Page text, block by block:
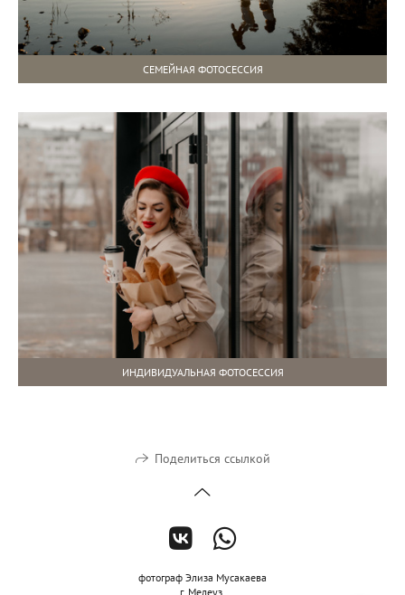
СЕМЕЙНАЯ ФОТОСЕССИЯ
ИНДИВИДУАЛЬНАЯ ФОТОСЕССИЯ
Поделиться ссылкой
фотограф Элиза Мусакаева
г. Мелеуз